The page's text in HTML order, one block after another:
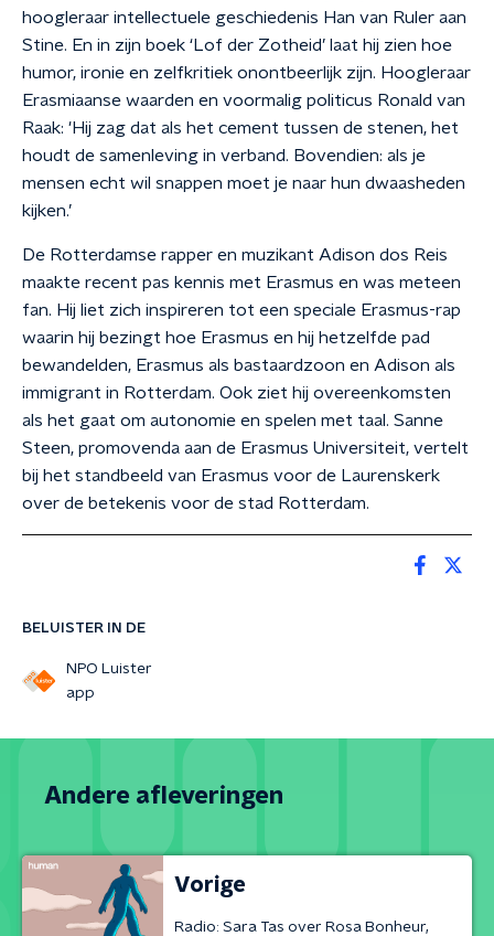
BELUISTER IN DE
NPO Luister
app
hoogleraar intellectuele geschiedenis Han van Ruler aan
Stine. En in zijn boek ‘Lof der Zotheid’ laat hij zien hoe
humor, ironie en zelfkritiek onontbeerlijk zijn. Hoogleraar
Erasmiaanse waarden en voormalig politicus Ronald van
Raak: 'Hij zag dat als het cement tussen de stenen, het
houdt de samenleving in verband. Bovendien: als je
mensen echt wil snappen moet je naar hun dwaasheden
kijken.’
De Rotterdamse rapper en muzikant Adison dos Reis
maakte recent pas kennis met Erasmus en was meteen
fan. Hij liet zich inspireren tot een speciale Erasmus-rap
waarin hij bezingt hoe Erasmus en hij hetzelfde pad
bewandelden, Erasmus als bastaardzoon en Adison als
immigrant in Rotterdam. Ook ziet hij overeenkomsten
als het gaat om autonomie en spelen met taal. Sanne
Steen, promovenda aan de Erasmus Universiteit, vertelt
bij het standbeeld van Erasmus voor de Laurenskerk
over de betekenis voor de stad Rotterdam.
Andere afleveringen
Vorige
Radio: Sara Tas over Rosa Bonheur,